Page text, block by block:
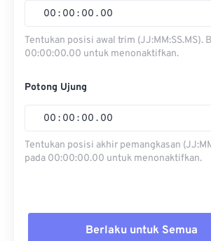
00 : 00 : 00 . 00
Tentukan posisi awal trim (JJ:MM:SS.MS).
00:00:00.00 untuk menonaktifkan.
Potong Ujung
00 : 00 : 00 . 00
Tentukan posisi akhir pemangkasan
pada 00:00:00.00 untuk menonaktifkan.
Berlaku untuk Semua